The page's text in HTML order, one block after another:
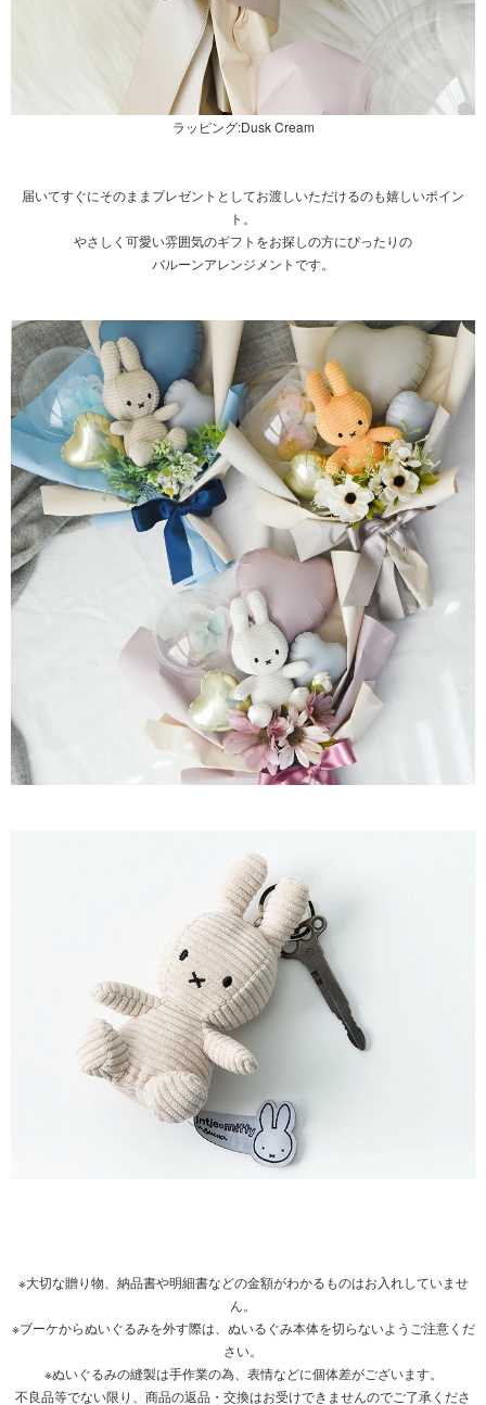
ラッピング:Dusk Cream
届いてすぐにそのままプレゼントとしてお渡しいただけるのも嬉しいポイン
ト。
やさしく可愛い雰囲気のギフトをお探しの方にぴったりの
バルーンアレンジメントです。
※大切な贈り物、納品書や明細書などの金額がわかるものはお入れしていませ
ん。
※ブーケからぬいぐるみを外す際は、ぬいるぐみ本体を切らないようご注意くだ
さい。
※ぬいぐるみの縫製は手作業の為、表情などに個体差がございます。
不良品等でない限り、商品の返品・交換はお受けできませんのでご了承くださ